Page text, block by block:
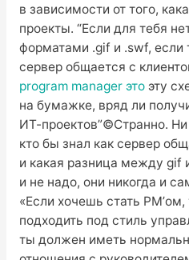
в зависимости от того,
проекты. “Если для тебя
форматами .gif и .swf, если
сервер общается с
program manager этоэту
на бумажке, вряд ли
ИТ-проектов”©Странно.
кто бы знал как сервер
и какая разница между gif
и не надо, они никогда и
«Если хочешь стать
подходить под стиль
ты должен иметь